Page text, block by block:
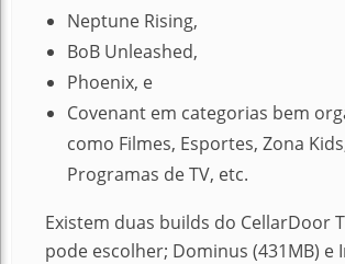
Neptune Rising,
BoB Unleashed,
Phoenix, e
Covenant em categorias bem
como Filmes, Esportes, Zona Kids
Programas de TV, etc.
Existem duas builds do CellarDoor
pode escolher; Dominus (431MB) e